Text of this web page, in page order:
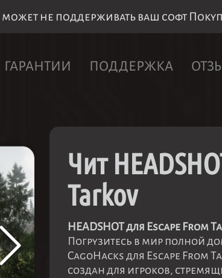
не поддерживать ваш софт
ГАРАНТИИ ПОДДЕРЖКА
Чит
Tarkov
HEADSHOT для Escape
Погрузитесь в мир полной
CagoHacks для Escape From
создан для игроков,